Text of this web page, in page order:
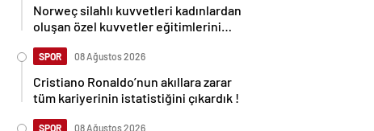
Norweç silahlı kuvvetleri kadınlardan
oluşan özel kuvvetler eğitimlerini
SPOR 08 Ağustos 2026
Cristiano Ronaldo’nun akıllara zarar
tüm kariyerinin istatistiğini çıkardık !
SPOR 08 Ağustos 2026